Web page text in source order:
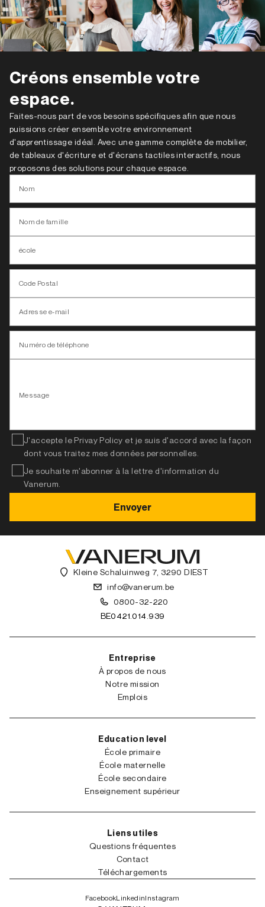
Créons ensemble votre
espace.
Faites-nous part de vos besoins spécifiques afin que nous
puissions créer ensemble votre environnement
d'apprentissage idéal. Avec une gamme complète de mobilier,
de tableaux d'écriture et d'écrans tactiles interactifs, nous
proposons des solutions pour chaque espace.
Nom
Nom de famille
école
Code Postal
Adresse e-mail
Numéro de téléphone
Message
J'accepte le Privay Policy et je suis d'accord avec la façon
dont vous traitez mes données personnelles.
Je souhaite m'abonner à la lettre d'information du
Vanerum.
Kleine Schaluinweg 7, 3290 DIEST
info@vanerum.be
0800-32-220
BE0421.014.939
Entreprise
À propos de nous
Notre mission
Emplois
Education level
École primaire
École maternelle
École secondaire
Enseignement supérieur
Liens utiles
Questions fréquentes
Contact
Téléchargements
FacebookLinkedinInstagram